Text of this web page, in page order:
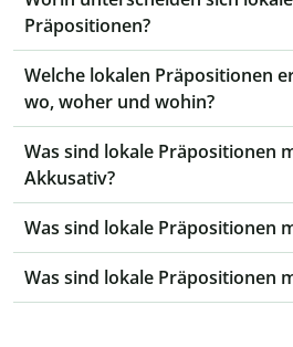
Präpositionen?
Welche lokalen Präpositionen
wo, woher und wohin?
Was sind lokale Präpositionen
Akkusativ?
Was sind lokale Präpositionen
Was sind lokale Präpositionen